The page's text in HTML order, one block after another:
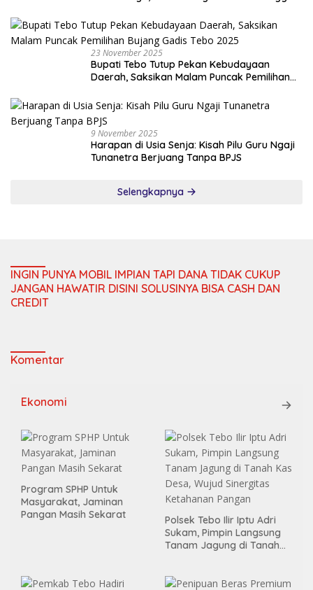
23 November 2025
Bupati Tebo Tutup Pekan Kebudayaan
Daerah, Saksikan Malam Puncak Pemilihan
9 November 2025
Harapan di Usia Senja: Kisah Pilu Guru Ngaji
Tunanetra Berjuang Tanpa BPJS
Selengkapnya
INGIN PUNYA MOBIL IMPIAN TAPI DANA TIDAK CUKUP
JANGAN HAWATIR DISINI SOLUSINYA BISA CASH DAN
CREDIT
Komentar
Ekonomi
Program SPHP Untuk
Masyarakat, Jaminan
Pangan Masih Sekarat
Polsek Tebo Ilir Iptu Adri
Sukam, Pimpin Langsung
Tanam Jagung di Tanah